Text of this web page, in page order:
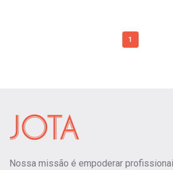
1
Nossa missão é empoderar